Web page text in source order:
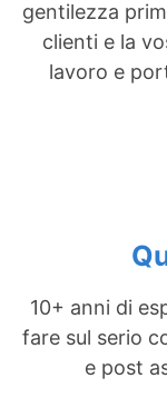
gentilezza
clienti e la
lavoro e
10+ anni di
fare sul serio
e post